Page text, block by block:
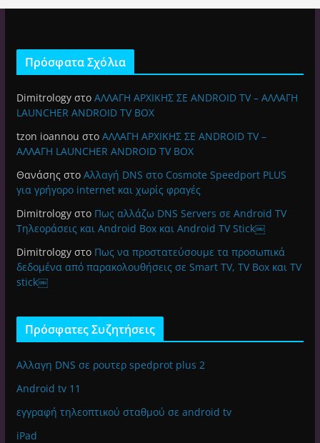
Πρόσφατα Σχόλια
Dimitrologyστο ΑΛΛΑΓΗ ΑΡΧΙΚΗΣ ΣΕ ANDROID TV – ΑΛΛΑΓΗ
LAUNCHER ANDROID TV BOX
tzon ioannou στο ΑΛΛΑΓΗ ΑΡΧΙΚΗΣ ΣΕ ANDROID TV –
ΑΛΛΑΓΗ LAUNCHER ANDROID TV BOX
Θανάσηςστο Αλλαγή DNS στο Cosmote Speedport PLUS
για γρήγορο internet και χωρίς φραγές
Dimitrologyστο Πως αλλάζω DNS Servers σε Android TV
Τηλεοράσεις και Android Box και Android TV Stick￼
Dimitrologyστο Πως να προστατεύσουμε τα προσωπικά
δεδομένα από παρακολουθήσεις σε Smart TV, TV Box και TV
stick￼
Πρόσφατες Συζητήσεις
Αλλαγη DNS σε ρουτερ spedprot plus 2
Android tv 11
εγγραφή τηλεοπτικού σταθμού σε android tv
iPad